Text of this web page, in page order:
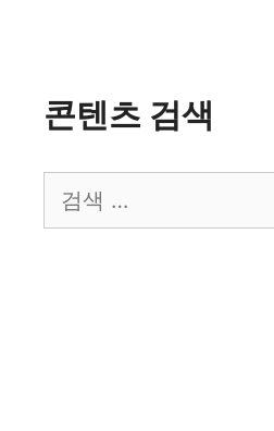
콘텐츠 검색
색: